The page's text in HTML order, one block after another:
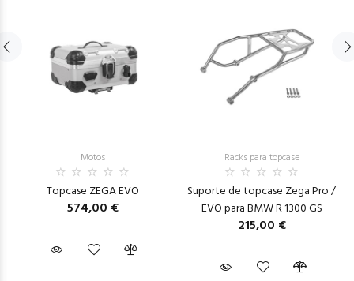
Motos
Topcase ZEGA EVO
574,00 €
Racks para topcase
Suporte de topcase Zega Pro /
EVO para BMW R 1300 GS
215,00 €